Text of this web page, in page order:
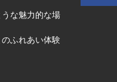
な魅力的な場
ふれあい体験